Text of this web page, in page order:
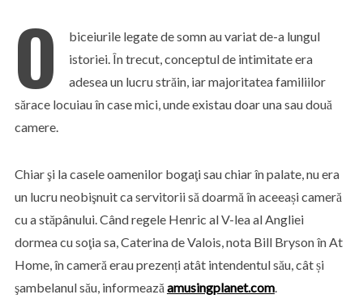
O
biceiurile legate de somn au variat de-a lungul
istoriei. În trecut, conceptul de intimitate era
adesea un lucru străin, iar majoritatea familiilor
sărace locuiau în case mici, unde existau doar una sau două
camere.
Chiar şi la casele oamenilor bogaţi sau chiar în palate, nu era
un lucru neobişnuit ca servitorii să doarmă în aceeași cameră
cu a stăpânului. Când regele Henric al V-lea al Angliei
dormea cu soţia sa, Caterina de Valois, nota Bill Bryson în At
Home, în cameră erau prezenți atât intendentul său, cât și
şambelanul său, informează amusingplanet.com.